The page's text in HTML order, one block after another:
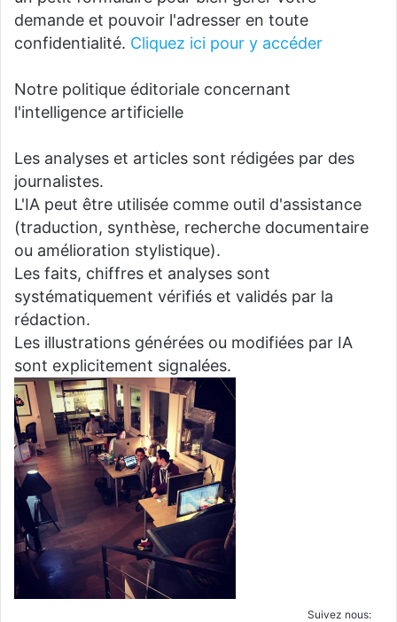
demande et pouvoir l'adresser en toute
confidentialité. Cliquez ici pour y accéder
Notre politique éditoriale concernant
l'intelligence artificielle
Les analyses et articles sont rédigées par des
journalistes.
L'IA peut être utilisée comme outil d'assistance
(traduction, synthèse, recherche documentaire
ou amélioration stylistique).
Les faits, chiffres et analyses sont
systématiquement vérifiés et validés par la
rédaction.
Les illustrations générées ou modifiées par IA
sont explicitement signalées.
Suivez nous: